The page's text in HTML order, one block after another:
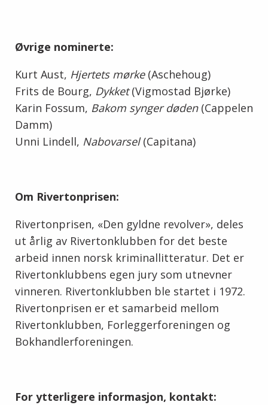
Øvrige nominerte:
Kurt Aust, Hjertets mørke(Aschehoug)
Frits de Bourg, Dykket(Vigmostad Bjørke)
Karin Fossum, Bakom synger døden(Cappelen
Damm)
Unni Lindell, Nabovarsel(Capitana)
Om Rivertonprisen:
Rivertonprisen, «Den gyldne revolver», deles
ut årlig av Rivertonklubben for det beste
arbeid innen norsk kriminallitteratur. Det er
Rivertonklubbens egen jury som utnevner
vinneren. Rivertonklubben ble startet i 1972.
Rivertonprisen er et samarbeid mellom
Rivertonklubben, Forleggerforeningen og
Bokhandlerforeningen.
For ytterligere informasjon, kontakt: